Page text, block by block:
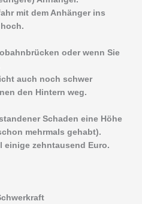
mit dem Anhänger ins
oder wenn Sie
auch noch schwer
den Hintern weg.
Schaden eine Höhe
mehrmals gehabt).
einige zehntausend Euro.